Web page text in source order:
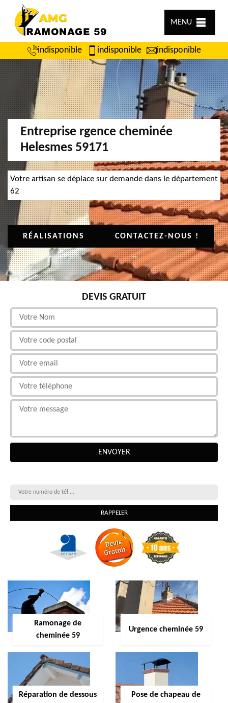
MENU
indisponible indisponible indisponible
Entreprise rgence cheminée
Helesmes 59171
Votre artisan se déplace sur demande dans le département
62
RÉALISATIONS CONTACTEZ-NOUS !
DEVIS GRATUIT
Ramonage de
cheminée 59
Urgence cheminée 59
Réparation de dessous
Pose de chapeau de